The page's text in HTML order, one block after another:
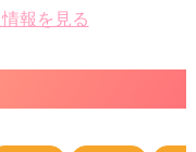
るスポットです。
ているキャバクラが多数存
にお店が集中。
キャストへの条件・待遇が
アメイク完備】【ノルマな
報を見る